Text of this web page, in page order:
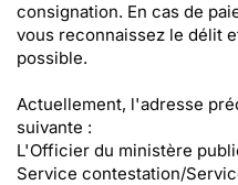
consignation. En cas de
vous reconnaissez le délit
possible.
Actuellement, l'adresse
suivante :
L'Officier du ministère
Service contestation/